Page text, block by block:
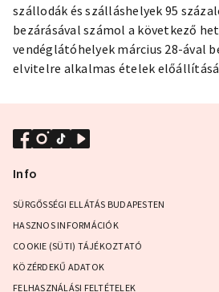
szállodák és szálláshelyek 95
bezárásával számol a következő
vendéglátóhelyek március 28-ával
elvitelre alkalmas ételek
Info
SÜRGŐSSÉGI ELLÁTÁS BUDAPESTEN
HASZNOS INFORMÁCIÓK
COOKIE (SÜTI) TÁJÉKOZTATÓ
KÖZÉRDEKŰ ADATOK
FELHASZNÁLÁSI FELTÉTELEK